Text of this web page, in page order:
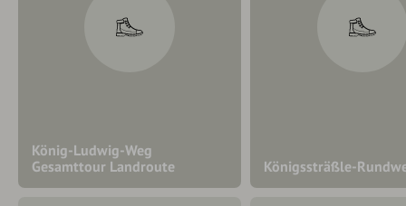
König-Ludwig-Weg
Gesamttour Landroute
Königssträßle-